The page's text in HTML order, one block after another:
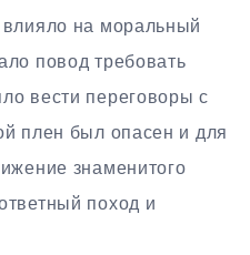
влияло на моральный
повод требовать
вести переговоры с
плен был опасен и для
знаменитого
поход и